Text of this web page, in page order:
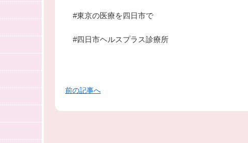
#東京の医療を四日市で
#四日市ヘルスプラス診療所
前の記事へ